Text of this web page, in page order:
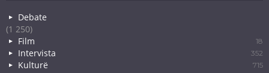
Debate
(1 250)
Film
18
Intervista 352
Kulturë 715